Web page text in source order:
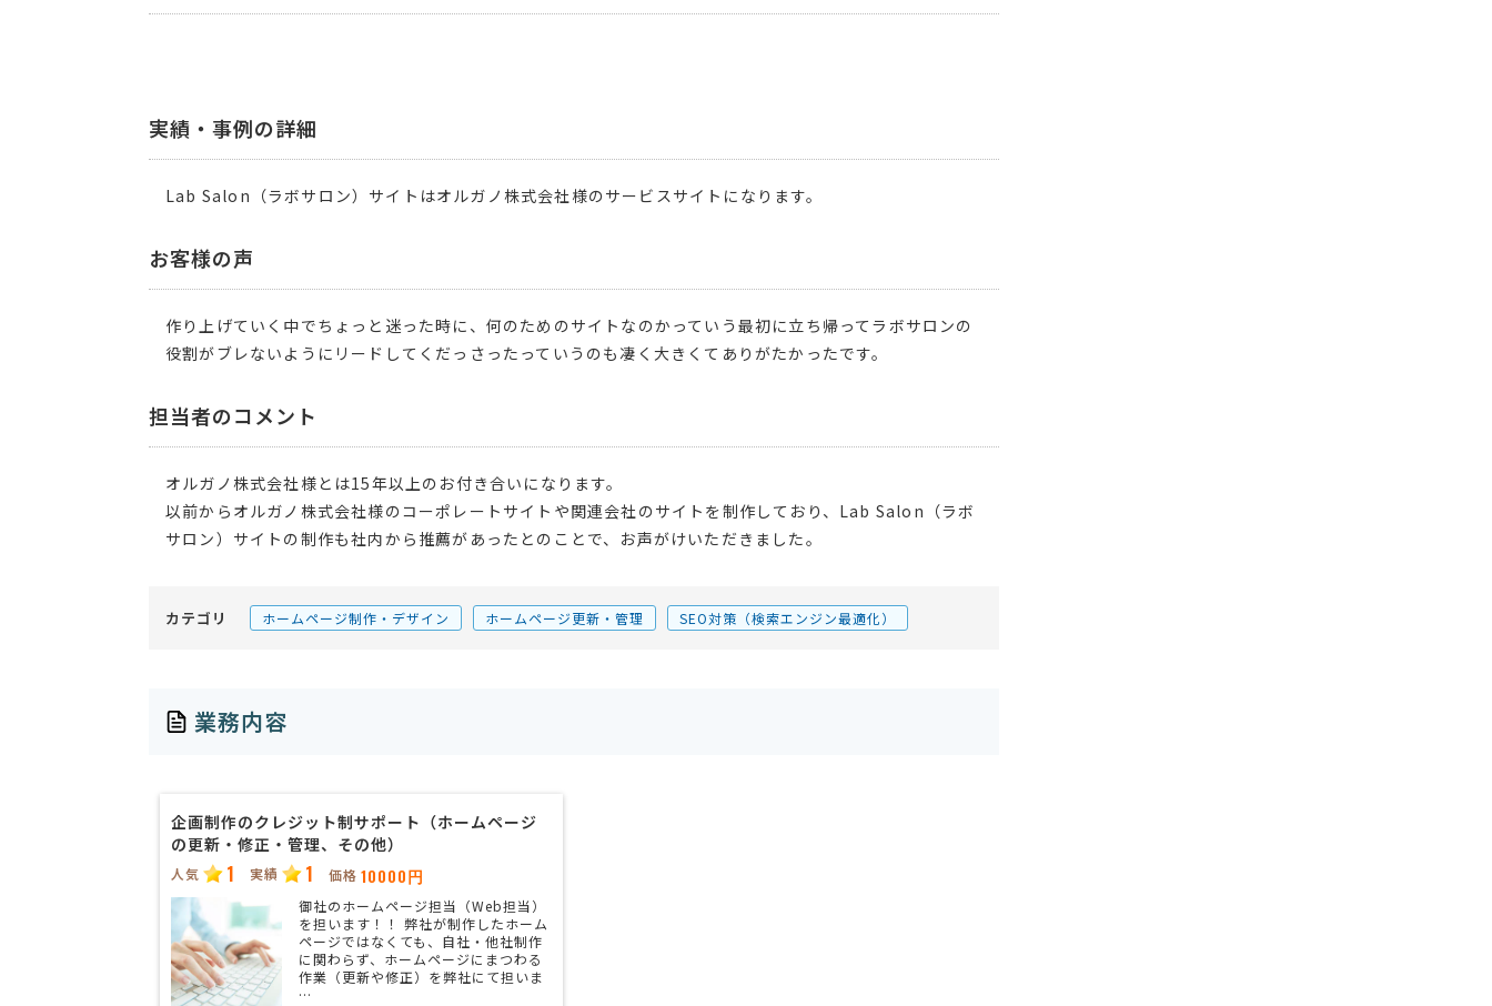
実績・事例の詳細
Lab Salon（ラボサロン）サイトはオルガノ株式会社様のサービスサイトになります。
お客様の声
作り上げていく中でちょっと迷った時に、何のためのサイトなのかっていう最初に立ち帰ってラボサロンの
役割がブレないようにリードしてくだっさったっていうのも凄く大きくてありがたかったです。
担当者のコメント
オルガノ株式会社様とは15年以上のお付き合いになります。
以前からオルガノ株式会社様のコーポレートサイトや関連会社のサイトを制作しており、Lab Salon（ラボ
サロン）サイトの制作も社内から推薦があったとのことで、お声がけいただきました。
カテゴリ ホームページ制作・デザイン ホームページ更新・管理 SEO対策（検索エンジン最適化）
業務内容
企画制作のクレジット制サポート（ホームページ
の更新・修正・管理、その他）
人気 1 実績 1 価格 10000円
御社のホームページ担当（Web担当）
を担います！！ 弊社が制作したホーム
ページではなくても、自社・他社制作
に関わらず、ホームページにまつわる
作業（更新や修正）を弊社にて担いま
…